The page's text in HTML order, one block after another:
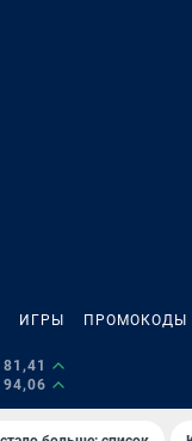
ИГРЫ ПРОМОКОДЫ
81,41
94,06